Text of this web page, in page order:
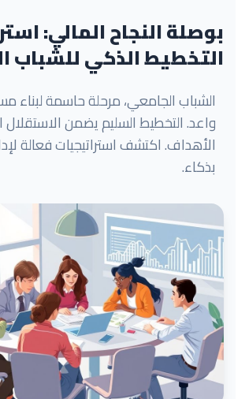
بوصلة النجاح المالي:
التخطيط الذكي للشباب
الشباب الجامعي، مرحلة حاسمة لبناء
واعد. التخطيط السليم يضمن
الأهداف. اكتشف استراتيجيات فعالة
بذكاء.